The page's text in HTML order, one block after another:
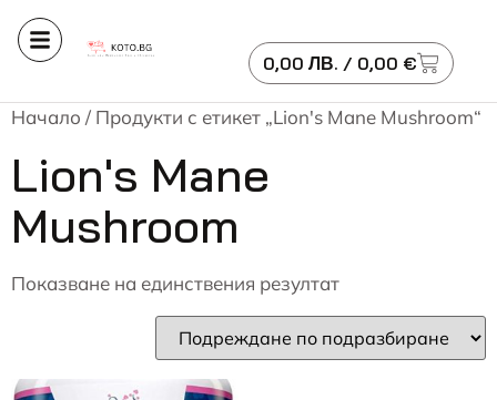
0,00 ЛВ. / 0,00 €
Начало / Продукти с етикет „Lion's Mane Mushroom“
Lion's Mane
Mushroom
Показване на единствения резултат